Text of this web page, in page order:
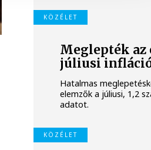
KÖZÉLET
Meglepték az
júliusi
Hatalmas
elemzők a júliusi, 1,2
adatot.
KÖZÉLET